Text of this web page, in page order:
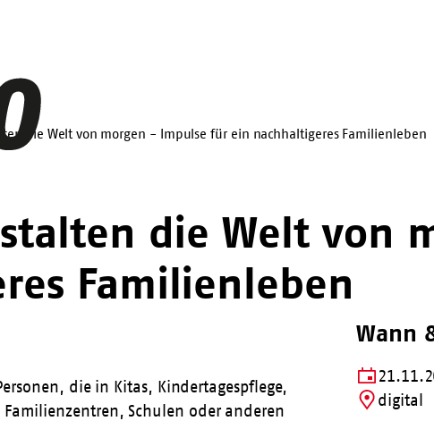
die Welt von morgen - Impulse für ein nachhaltigeres Familienleben
die Welt von
Familienleben
die in Kitas, Kindertagespflege,
Schulen oder anderen
Wann
Datum
und
Standort
digital